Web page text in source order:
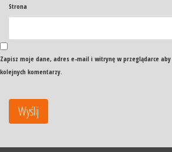
Strona
Zapisz moje dane, adres e-mail i witrynę w przeglądarce
kolejnych komentarzy.